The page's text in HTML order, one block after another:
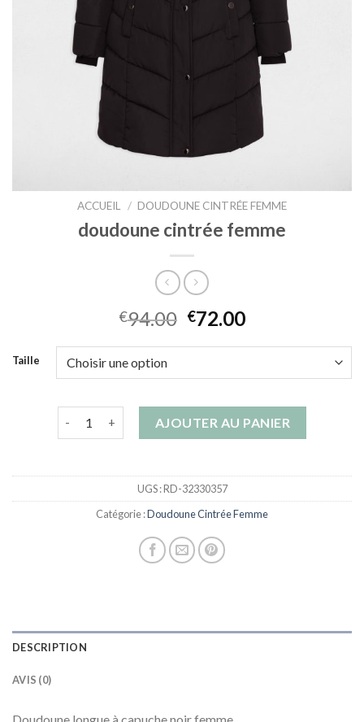
ACCUEIL / DOUDOUNE CINTRÉE FEMME
doudoune cintrée femme
€94.00 €72.00
Taille
AJOUTER AU PANIER
UGS :RD-32330357
Catégorie :Doudoune Cintrée Femme
DESCRIPTION
AVIS (0)